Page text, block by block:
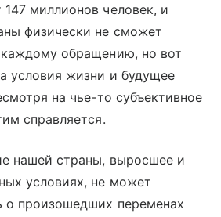
миллионов человек, и
физически не сможет
обращению, но вот
условия жизни и будущее
на чье-то субъективное
справляется.
нашей страны, выросшее и
условиях, не может
о произошедших переменах